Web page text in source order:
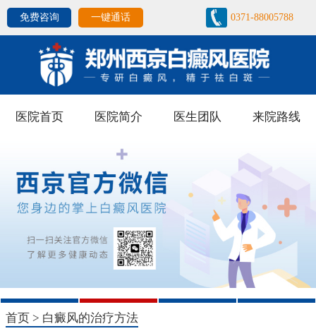
免费咨询 一键通话 0371-88005788
医院首页 医院简介 医生团队 来院路线
1 2 3 4
首页 > 白癜风的治疗方法